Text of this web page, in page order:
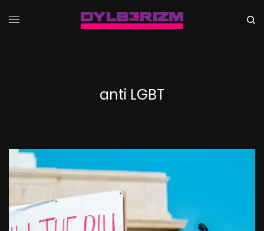
anti LGBT